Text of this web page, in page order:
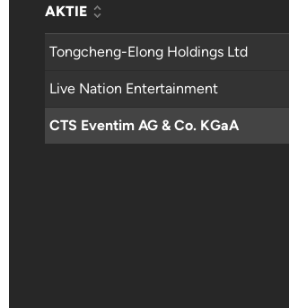
AKTIE
Tongcheng-Elong Holdings Ltd
Live Nation Entertainment
CTS Eventim AG & Co. KGaA